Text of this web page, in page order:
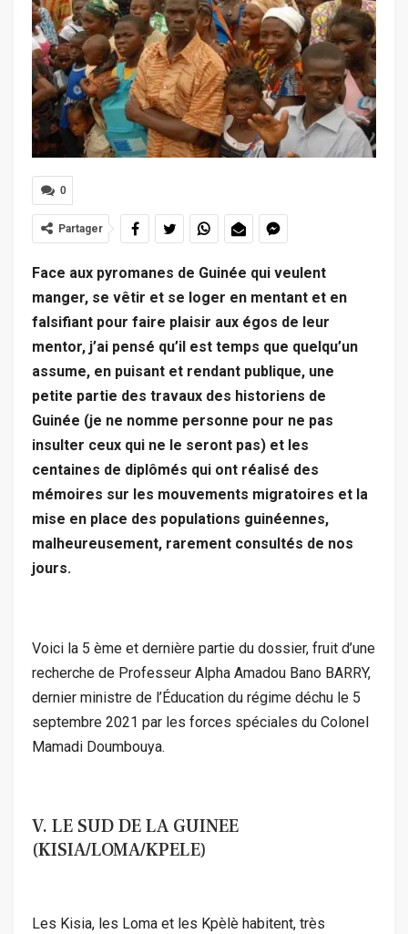
0
Partager
Face aux pyromanes de Guinée qui veulent
manger, se vêtir et se loger en mentant et en
falsifiant pour faire plaisir aux égos de leur
mentor, j’ai pensé qu’il est temps que quelqu’un
assume, en puisant et rendant publique, une
petite partie des travaux des historiens de
Guinée (je ne nomme personne pour ne pas
insulter ceux qui ne le seront pas) et les
centaines de diplômés qui ont réalisé des
mémoires sur les mouvements migratoires et la
mise en place des populations guinéennes,
malheureusement, rarement consultés de nos
jours.
Voici la 5 ème et dernière partie du dossier, fruit d’une
recherche de Professeur Alpha Amadou Bano BARRY,
dernier ministre de l’Éducation du régime déchu le 5
septembre 2021 par les forces spéciales du Colonel
Mamadi Doumbouya.
V. LE SUD DE LA GUINEE
(KISIA/LOMA/KPELE)
Les Kisia, les Loma et les Kpèlè habitent, très